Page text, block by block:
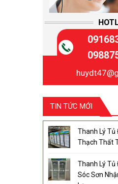
TIN TỨC MỚI
Thanh Lý
Thạch Thất
Thanh Lý
Sóc Sơn